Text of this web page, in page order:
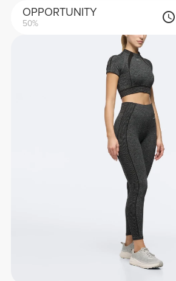
OPPORTUNITY
50%